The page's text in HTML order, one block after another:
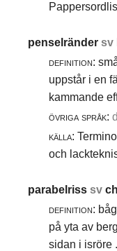
penselrändersv
definition:
uppstår i en
kammande
övriga språk:
källa:
och
parabelrisssv
definition:
på yta av
sidan i isröre